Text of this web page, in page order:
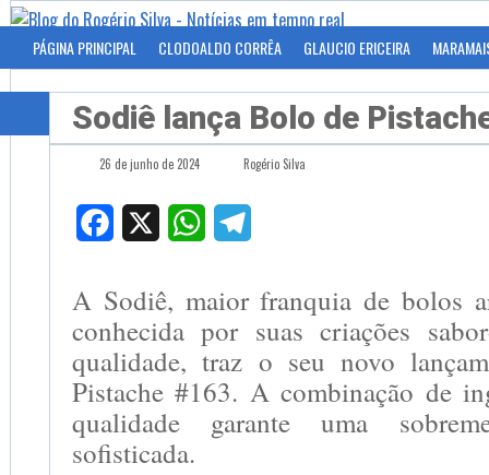
PÁGINA PRINCIPAL CLODOALDO CORRÊA GLAUCIO ERICEIRA
Sodiê lança Bolo de
26 de junho de 2024 Rogério Silva
Facebook WhatsApp
A Sodiê, maior franquia de bolos
conhecida por suas criações
qualidade, traz o seu novo
Pistache #163. A combinação de
qualidade garante uma
sofisticada.